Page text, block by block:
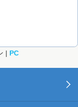
| PC